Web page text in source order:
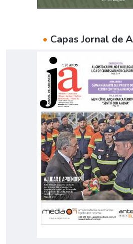
• Capas Jornal de